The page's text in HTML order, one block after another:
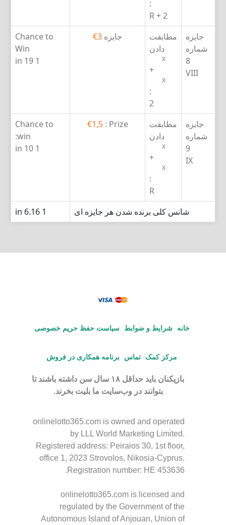
:
2 + R
جایزه
شماره
8
VIII
مطابقت
دادن
X
+
X
:
2
جایزه €3
Chance to
Win
1 in 19
جایزه
شماره
9
IX
مطابقت
دادن
X
+
X
:
R
Prize :
€1,5
Chance to
win:
1 in 10
شانس کلی برنده شدن هر جایزه ای 1 in 6.16
خانه شرایط و ضوابط سیاست حفظ حریم خصوصی
مرکز کمک تماس برنامه همکاری در فروش
بازیکنان باید حداقل ۱۸ سال سن داشته باشند تا
بتوانند در وب‌سایت ما بلیت بخرند.
onlinelotto365.com is owned and operated
by LLL World Marketing Limited.
Registered address: Peiraios 30, 1st floor,
office 1, 2023 Strovolos, Nikosia-Cyprus.
Registration number: HE 453636.
onlinelotto365.com is licensed and
regulated by the Government of the
Autonomous Island of Anjouan, Union of